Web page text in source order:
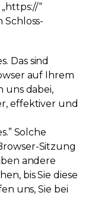
“
Schloss-
Das sind
auf Ihrem
uns dabei,
effektiver und
Solche
Sitzung
andere
bis Sie diese
uns, Sie bei